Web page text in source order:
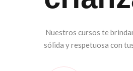
Nuestros cursos te
sólida y respetuosa con